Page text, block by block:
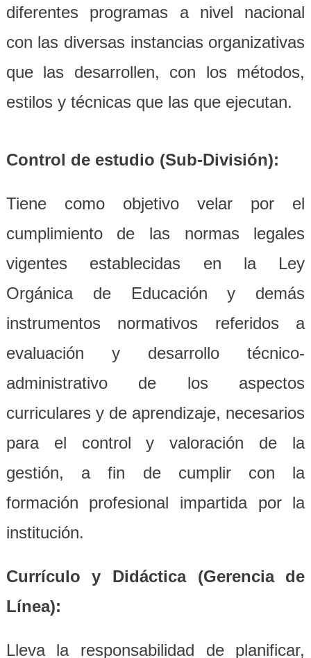
diferentes programas a nivel nacional
con las diversas instancias organizativas
que las desarrollen, con los métodos,
estilos y técnicas que las que ejecutan.
Control de estudio (Sub-División):
Tiene como objetivo velar por el
cumplimiento de las normas legales
vigentes establecidas en la Ley
Orgánica de Educación y demás
instrumentos normativos referidos a
evaluación y desarrollo técnico-
administrativo de los aspectos
curriculares y de aprendizaje, necesarios
para el control y valoración de la
gestión, a fin de cumplir con la
formación profesional impartida por la
institución.
Currículo y Didáctica (Gerencia de
Línea):
Lleva la responsabilidad de planificar,